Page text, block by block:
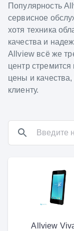
Популярность
сервисное
хотя техника
качества и
Allview всё же
центр
цены и
клиенту.
Allview